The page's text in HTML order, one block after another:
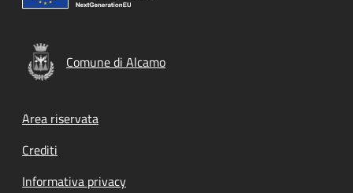
Comune di Alcamo
Footer menu
Area riservata
Crediti
Informativa privacy